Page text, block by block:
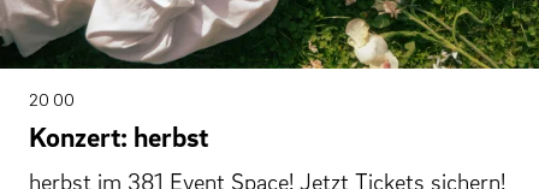
20 00
Konzert: herbst
herbst im 381 Event Space! Jetzt Tickets sichern!